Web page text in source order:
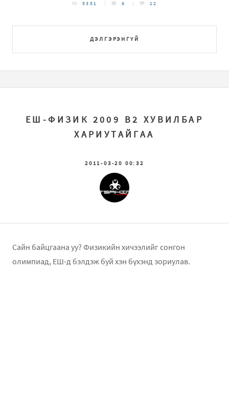
ДЭЛГЭРЭНГҮЙ
5351 6 12
ЕШ-ФИЗИК 2009 В2 ХУВИЛБАР
ХАРИУТАЙГАА
2011-03-20 00:32
Сайн байцгаана уу? Физикийн хичээлийг сонгон
олимпиад, ЕШ-д бэлдэж буй хэн бүхэнд зориулав.